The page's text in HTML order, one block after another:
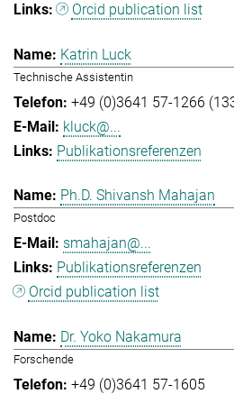
Orcid publication list
Katrin Luck
Technische Assistentin
+49 (0)3641 57-1266
kluck@...
Publikationsreferenzen
Ph.D. Shivansh Mahajan
Postdoc
smahajan@...
Publikationsreferenzen
Orcid publication list
Dr. Yoko Nakamura
Forschende
+49 (0)3641 57-1605